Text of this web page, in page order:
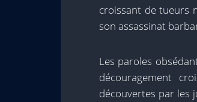
croissant de tueurs
son assassinat
Les paroles
découragement
découvertes par les